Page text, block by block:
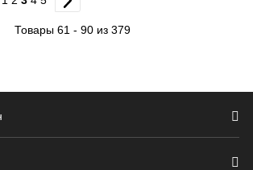
Товары 61 - 90 из 379